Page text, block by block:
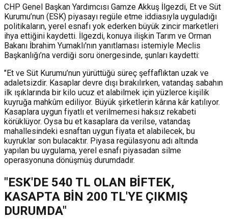
CHP Genel Başkan Yardımcısı Gamze Akkuş İlgezdi, Et ve Süt
Kurumu’nun (ESK) piyasayı regüle etme iddiasıyla uyguladığı
politikaların, yerel esnafı yok ederken büyük zincir marketleri
ihya ettiğini kaydetti. İlgezdi, konuya ilişkin Tarım ve Orman
Bakanı İbrahim Yumaklı'nın yanıtlaması istemiyle Meclis
Başkanlığı’na verdiği soru önergesinde, şunları kaydetti:
"Et ve Süt Kurumu’nun yürüttüğü süreç şeffaflıktan uzak ve
adaletsizdir. Kasaplar devre dışı bırakılırken, vatandaş sabahın
ilk ışıklarında bir kilo ucuz et alabilmek için yüzlerce kişilik
kuyruğa mahkûm ediliyor. Büyük şirketlerin kârına kâr katılıyor.
Kasaplara uygun fiyatlı et verilmemesi haksız rekabeti
körüklüyor. Oysa bu et kasaplara da verilse, vatandaş
mahallesindeki esnaftan uygun fiyata et alabilecek, bu
kuyruklar son bulacaktır. Piyasa regülasyonu adı altında
yapılan bu uygulama, yerel esnafı piyasadan silme
operasyonuna dönüşmüş durumdadır.
"ESK'DE 540 TL OLAN BİFTEK,
KASAPTA BİN 200 TL'YE ÇIKMIŞ
DURUMDA"